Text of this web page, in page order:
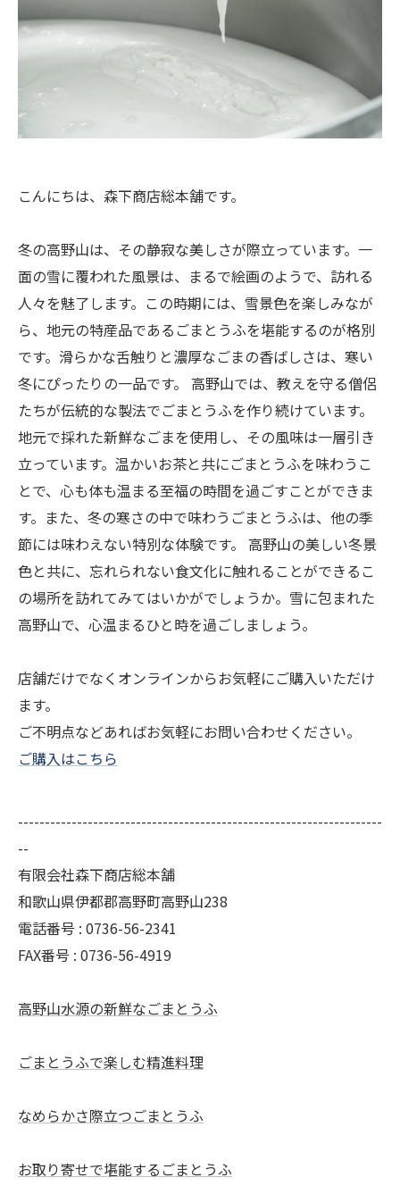
こんにちは、森下商店総本舗です。
冬の高野山は、その静寂な美しさが際立っています。一
面の雪に覆われた風景は、まるで絵画のようで、訪れる
人々を魅了します。この時期には、雪景色を楽しみなが
ら、地元の特産品であるごまとうふを堪能するのが格別
です。滑らかな舌触りと濃厚なごまの香ばしさは、寒い
冬にぴったりの一品です。 高野山では、教えを守る僧侶
たちが伝統的な製法でごまとうふを作り続けています。
地元で採れた新鮮なごまを使用し、その風味は一層引き
立っています。温かいお茶と共にごまとうふを味わうこ
とで、心も体も温まる至福の時間を過ごすことができま
す。また、冬の寒さの中で味わうごまとうふは、他の季
節には味わえない特別な体験です。 高野山の美しい冬景
色と共に、忘れられない食文化に触れることができるこ
の場所を訪れてみてはいかがでしょうか。雪に包まれた
高野山で、心温まるひと時を過ごしましょう。
店舗だけでなくオンラインからお気軽にご購入いただけ
ます。
ご不明点などあればお気軽にお問い合わせください。
ご購入はこちら
--------------------------------------------------------------------
--
有限会社森下商店総本舗
和歌山県伊都郡高野町高野山238
電話番号 : 0736-56-2341
FAX番号 : 0736-56-4919
高野山水源の新鮮なごまとうふ
ごまとうふで楽しむ精進料理
なめらかさ際立つごまとうふ
お取り寄せで堪能するごまとうふ